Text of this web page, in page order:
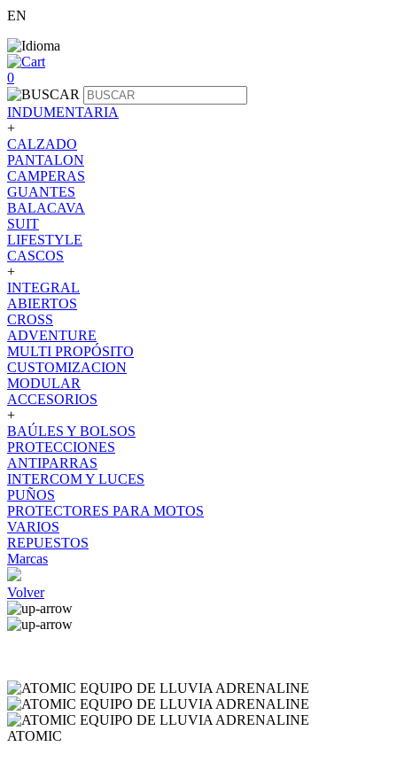
EN
0
INDUMENTARIA
+
CALZADO
PANTALON
CAMPERAS
GUANTES
BALACAVA
SUIT
LIFESTYLE
CASCOS
+
INTEGRAL
ABIERTOS
CROSS
ADVENTURE
MULTI PROPÓSITO
CUSTOMIZACION
MODULAR
ACCESORIOS
+
BAÚLES Y BOLSOS
PROTECCIONES
ANTIPARRAS
INTERCOM Y LUCES
PUÑOS
PROTECTORES PARA MOTOS
VARIOS
REPUESTOS
Marcas
Volver
ATOMIC